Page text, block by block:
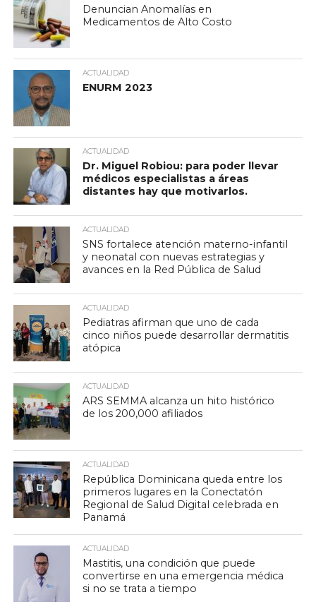
Denuncian Anomalías en
Medicamentos de Alto Costo
ACTUALIDAD
ENURM 2023
ACTUALIDAD
Dr. Miguel Robiou: para poder llevar
médicos especialistas a áreas
distantes hay que motivarlos.
ACTUALIDAD
SNS fortalece atención materno-infantil
y neonatal con nuevas estrategias y
avances en la Red Pública de Salud
ACTUALIDAD
Pediatras afirman que uno de cada
cinco niños puede desarrollar dermatitis
atópica
ACTUALIDAD
ARS SEMMA alcanza un hito histórico
de los 200,000 afiliados
ACTUALIDAD
República Dominicana queda entre los
primeros lugares en la Conectatón
Regional de Salud Digital celebrada en
Panamá
ACTUALIDAD
Mastitis, una condición que puede
convertirse en una emergencia médica
si no se trata a tiempo